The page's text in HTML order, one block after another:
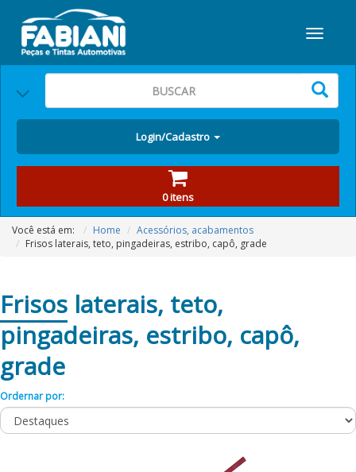
Login/Cadastro
0 itens
Você está em: Home
Acessórios, acabamentos
Frisos laterais, teto, pingadeiras, estribo, capô, grade
Frisos laterais, teto,
pingadeiras, estribo, capô,
grade
Ordernar por: